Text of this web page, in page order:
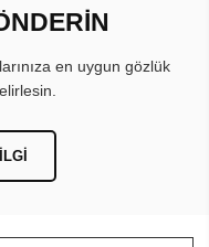
en uygun gözlük